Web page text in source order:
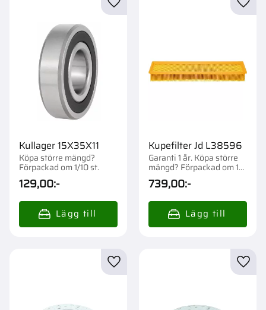
Kullager 15X35X11
Köpa större mängd?
Förpackad om 1/10 st.
129,00:-
Lägg till i favoriter
Kupefilter Jd L38596
Garanti 1 år. Köpa större
mängd? Förpackad om 1
st.
739,00:-
Lägg till i favoriter